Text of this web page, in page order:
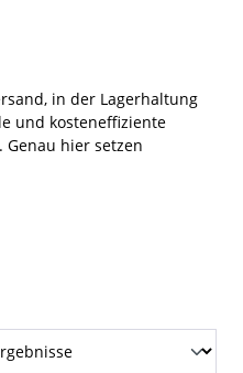
in der Lagerhaltung
und kosteneffiziente
hier setzen